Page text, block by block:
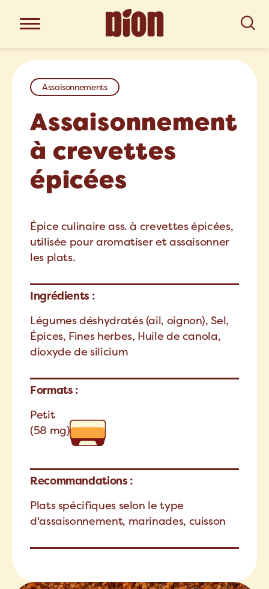
Assaisonnements
Assaisonnement
à crevettes
épicées
Épice culinaire ass. à crevettes épicées,
utilisée pour aromatiser et assaisonner
les plats.
Ingrédients :
Légumes déshydratés (ail, oignon), Sel,
Épices, Fines herbes, Huile de canola,
dioxyde de silicium
Formats :
Petit
(58 mg)
Recommandations :
Plats spécifiques selon le type
d'assaisonnement, marinades, cuisson